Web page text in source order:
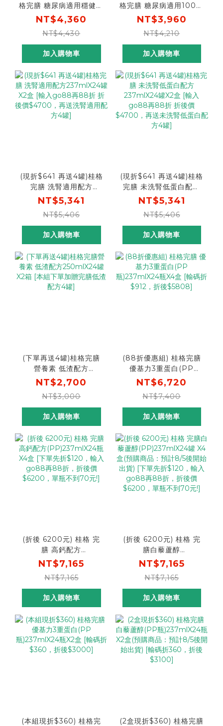
格完膳 糖尿病適用穩健配
方250mlX24罐X2盒 [輸
入go300折後價$4000
再送糖尿病穩健配方4罐]
NT$4,360
NT$4,430
加入購物車
格完膳 糖尿病適用100鉻
無糖配方250mlX24罐
價$3600 再送100鉻無
糖4罐]
NT$3,960
NT$4,210
加入購物車
(現折$641 再送4罐)桂格
完膳 洗腎適用配方
237mlX24罐X2盒 [輸入
go88再88折 折後價
$4700，再送洗腎適用
配方4罐]
NT$5,341
NT$5,406
加入購物車
(現折$641 再送4罐)桂格
完膳 未洗腎低蛋白配方
237mlX24罐X2盒 [輸入
go88再88折 折後價
$4700，再送未洗腎低
蛋白配方4罐]
NT$5,341
NT$5,406
加入購物車
(下單再送4罐)桂格完膳
營養素 低渣配方
250mlX24罐X2箱 [本組
下單加贈完膳低渣配方4
罐]
NT$2,700
NT$3,000
加入購物車
(88折優惠組) 桂格完膳
優基力3重蛋白(PP
瓶)237mlX24瓶X4盒
[輸碼折$912，折後
$5808]
NT$6,720
NT$7,400
加入購物車
(折後 6200元) 桂格 完
膳 高鈣配方
(PP)237mlX24瓶X4盒
[下單先折$120，輸入
go88再88折，折後價
$6200，單瓶不到70
元!]
NT$7,165
NT$7,165
加入購物車
(折後 6200元) 桂格 完
膳白藜蘆醇
(PP)237mlX24罐 X4盒
(預購商品：預計8/5後開
始出貨) [下單先折
$120，輸入go88再88
折，折後價$6200，單瓶
NT$7,165
NT$7,165
加入購物車
(本組現折$360) 桂格完
(2盒現折$360) 桂格完膳